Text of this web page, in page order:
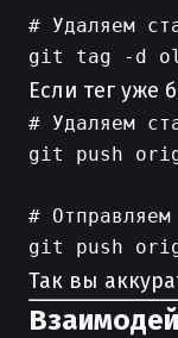
# Удаляем
Если тег уже
# Удаляем
git push
#
Так вы